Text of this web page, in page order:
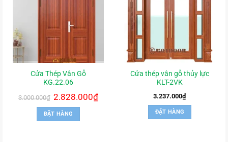
Cửa Thép Vân Gỗ
KG.22.06
3.000.000₫ Giá
gốc
là:
3.000.000₫.
2.828.000₫Giá
ĐẶT HÀNG
Cửa thép vân gỗ thủy lực
KLT-2VK
3.237.000₫
ĐẶT HÀNG